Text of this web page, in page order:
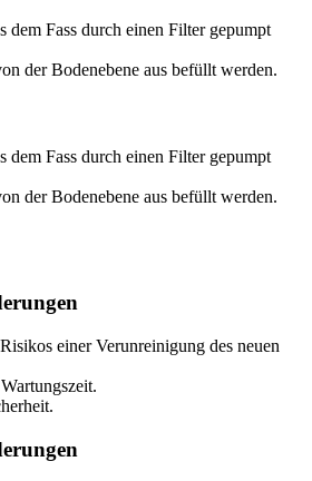
dem Fass durch einen Filter gepumpt
der Bodenebene aus befüllt werden.
dem Fass durch einen Filter gepumpt
der Bodenebene aus befüllt werden.
einer Verunreinigung des neuen